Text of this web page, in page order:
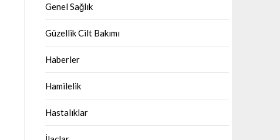
Genel Sağlık
Güzellik Cilt Bakımı
Haberler
Hamilelik
Hastalıklar